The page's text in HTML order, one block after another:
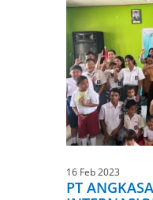
16 Feb 2023
PT